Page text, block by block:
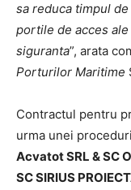
sa reduca timpul
portile de acces
siguranta”, arata
Porturilor Maritime
Contractul pentru
urma unei
Acvatot SRL & SC
SC SIRIUS